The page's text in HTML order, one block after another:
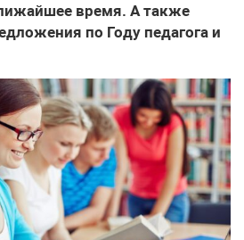
время. А также
по Году педагога и